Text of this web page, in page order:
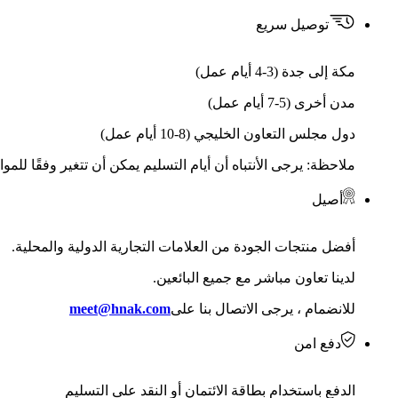
توصيل سريع
مكة إلى جدة (3-4 أيام عمل)
مدن أخرى (5-7 أيام عمل)
دول مجلس التعاون الخليجي (8-10 أيام عمل)
ملاحظة: يرجى الأنتباه أن أيام التسليم يمكن أن تتغير وفقًا
أصيل
أفضل منتجات الجودة من العلامات التجارية الدولية والمحلية.
لدينا تعاون مباشر مع جميع البائعين.
للانضمام ، يرجى الاتصال بنا علىmeet@hnak.com
دفع امن
الدفع باستخدام بطاقة الائتمان أو النقد على التسليم